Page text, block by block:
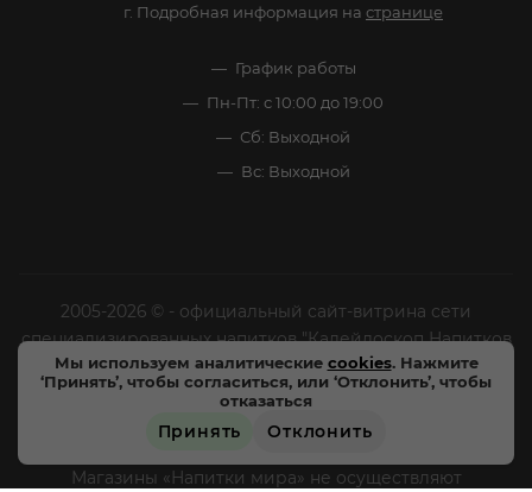
Мы используем аналитические cookies. Нажмите
‘Принять’, чтобы согласиться, или ‘Отклонить’, чтобы
отказаться
Принять Отклонить
г. Подробная информация на странице
График работы
Пн-Пт: с 10:00 до 19:00
Сб: Выходной
Вс: Выходной
2005-2026 © - официальный сайт-витрина сети
специализированных напитков "Калейдоскоп Напитков
Мира". Все права защищены.
Цены, характеристики и внешний вид товара в
Магазины «Напитки мира» не осуществляют